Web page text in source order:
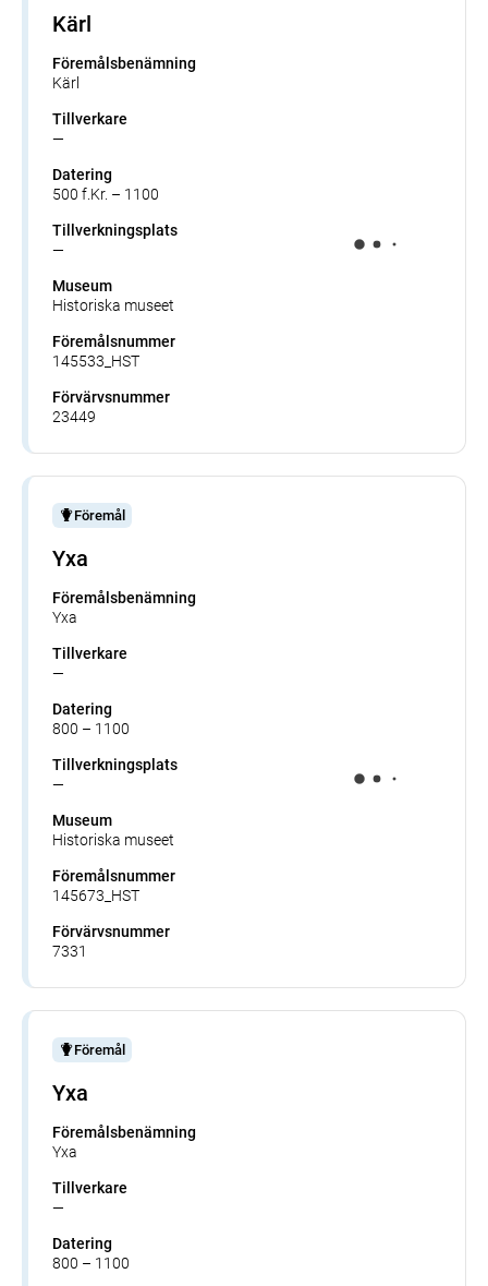
Kärl
Föremålsbenämning
Kärl
Tillverkare
—
Datering
500 f.Kr. – 1100
Tillverkningsplats
—
Museum
Historiska museet
Föremålsnummer
145533_HST
Förvärvsnummer
23449
Föremål
Yxa
Föremålsbenämning
Yxa
Tillverkare
—
Datering
800 – 1100
Tillverkningsplats
—
Museum
Historiska museet
Föremålsnummer
145673_HST
Förvärvsnummer
7331
Föremål
Yxa
Föremålsbenämning
Yxa
Tillverkare
—
Datering
800 – 1100